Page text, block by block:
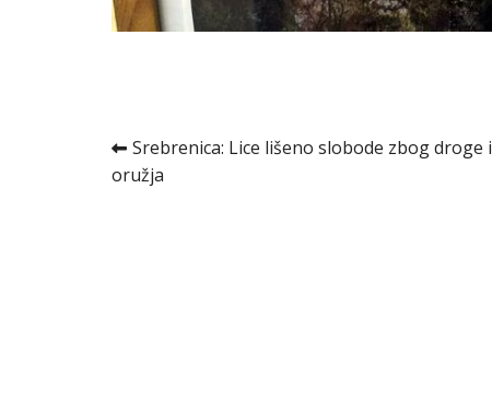
Kretanje
Srebrenica: Lice lišeno slobode zbog droge i
oružja